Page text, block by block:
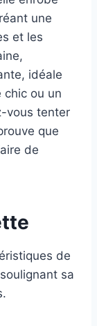
une
et les
idéale
chic ou un
vous tenter
que
de
de
sa